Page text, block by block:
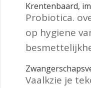
Krentenbaard,
Probiotica.
op hygiene
Vaalkzie je